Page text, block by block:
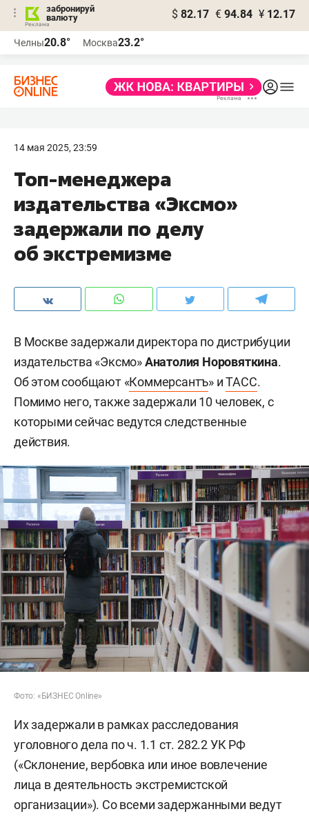
забронируй
валюту
$ 82.17 € 94.84 ¥ 12.17
Челны20.8° Москва23.2°
14 мая 2025, 23:59
Топ-менеджера
издательства «Эксмо»
задержали по делу
об экстремизме
В Москве задержали директора по дистрибуции
издательства «Эксмо»Анатолия Норовяткина.
Об этом сообщают «Коммерсантъ» иТАСС.
Помимо него, также задержали 10 человек, с
которыми сейчас ведутся следственные
действия.
Фото: «БИЗНЕС Online»
Их задержали в рамках расследования
уголовного дела по ч. 1.1 ст. 282.2 УК РФ
(«Склонение, вербовка или иное вовлечение
лица в деятельность экстремистской
организации»). Со всеми задержанными ведут